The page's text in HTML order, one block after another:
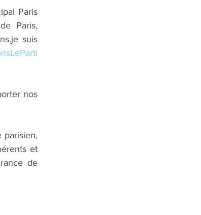
Paris
Paris,
suis
nos
parisien,
et
de